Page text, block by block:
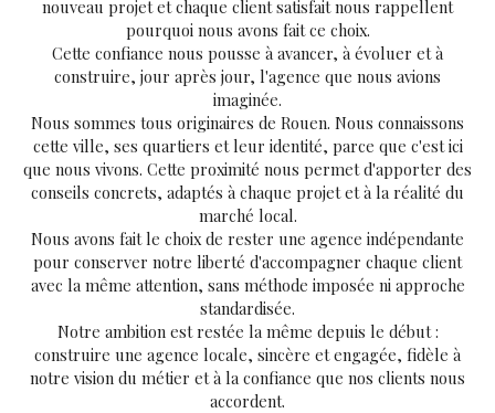
nouveau projet et chaque client satisfait nous rappellent
pourquoi nous avons fait ce choix.
Cette confiance nous pousse à avancer, à évoluer et à
construire, jour après jour, l'agence que nous avions
imaginée.
Nous sommes tous originaires de Rouen. Nous connaissons
cette ville, ses quartiers et leur identité, parce que c'est ici
que nous vivons. Cette proximité nous permet d'apporter des
conseils concrets, adaptés à chaque projet et à la réalité du
marché local.
Nous avons fait le choix de rester une agence indépendante
pour conserver notre liberté d'accompagner chaque client
avec la même attention, sans méthode imposée ni approche
standardisée.
Notre ambition est restée la même depuis le début :
construire une agence locale, sincère et engagée, fidèle à
notre vision du métier et à la confiance que nos clients nous
accordent.